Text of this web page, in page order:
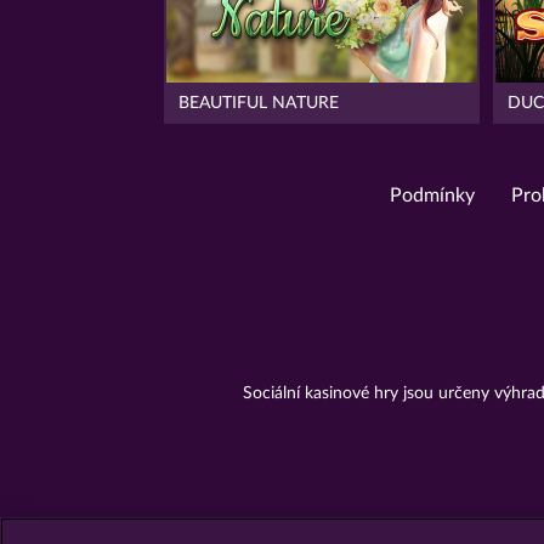
BEAUTIFUL NATURE
Podmínky
Sociální kasinové hry jsou určeny